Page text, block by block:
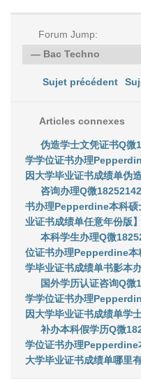
Forum Jump:
Sujet précédent
Articles connexes
伪造学士文凭证书Q微
学学位证书办理
因大学毕业证书成绩单伪
咨询办理Q微
书办理Pepperdine本科硕
业证书成绩单任意年份版
本科学生办理Q微
位证书办理Pepperdine本
学毕业证书成绩单书影本
国外学历认证咨询Q
学学位证书办理
因大学毕业证书成绩单学
补办本科假学历Q微
学位证书办理Pepperdine
大学毕业证书成绩单哪里